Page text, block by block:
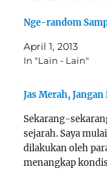
Nge-random
April 1, 2013
In "Lain - Lain"
Jas Merah,
Sekarang-
sejarah. Saya
dilakukan oleh
menangkap